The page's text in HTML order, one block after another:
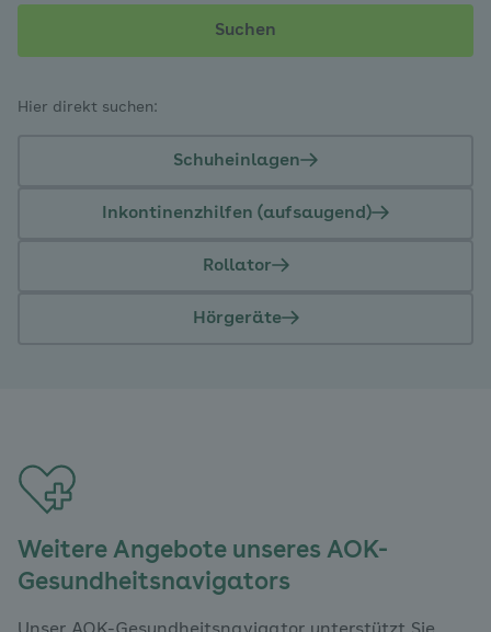
Suchen
Hier direkt suchen:
Schuheinlagen
Inkontinenzhilfen (aufsaugend)
Rollator
Hörgeräte
Weitere Angebote unseres AOK-
Gesundheitsnavigators